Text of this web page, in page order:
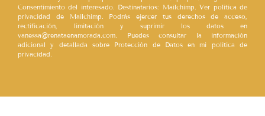
Consentimiento del interesado. Destinatarios: Mailchimp. Ver política de
privacidad de Mailchimp. Podrás ejercer tus derechos de acceso,
rectificación, limitación y suprimir los datos en
vanessa@renataenamorada.com. Puedes consultar la información
adicional y detallada sobre Protección de Datos en mi política de
privacidad.